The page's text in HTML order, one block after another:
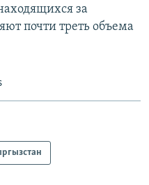
за
почти треть объема